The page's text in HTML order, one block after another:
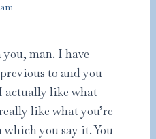
man. I have
to and you
actually like what
like what you’re
you say it. You